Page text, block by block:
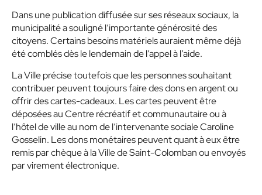
Dans une publication diffusée sur ses réseaux sociaux, la
municipalité a souligné l’importante générosité des
citoyens. Certains besoins matériels auraient même déjà
été comblés dès le lendemain de l’appel à l’aide.
La Ville précise toutefois que les personnes souhaitant
contribuer peuvent toujours faire des dons en argent ou
offrir des cartes-cadeaux. Les cartes peuvent être
déposées au Centre récréatif et communautaire ou à
l’hôtel de ville au nom de l’intervenante sociale Caroline
Gosselin. Les dons monétaires peuvent quant à eux être
remis par chèque à la Ville de Saint-Colomban ou envoyés
par virement électronique.